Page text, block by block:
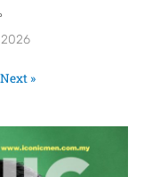
Next »